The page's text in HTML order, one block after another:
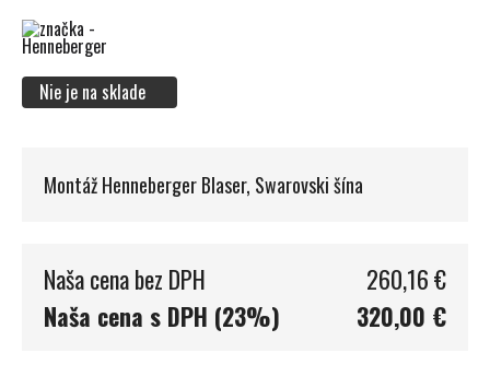
Nie je na sklade
Montáž Henneberger Blaser, Swarovski šína
Naša cena bez DPH
260,16 €
Naša cena s DPH (23%)
320,00 €